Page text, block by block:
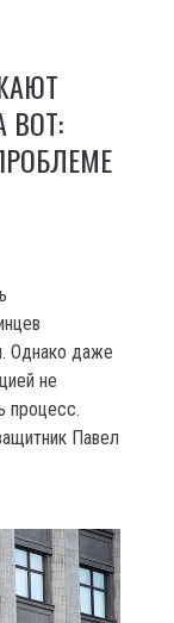
ВОТ:
Однако даже
не
процесс.
Павел